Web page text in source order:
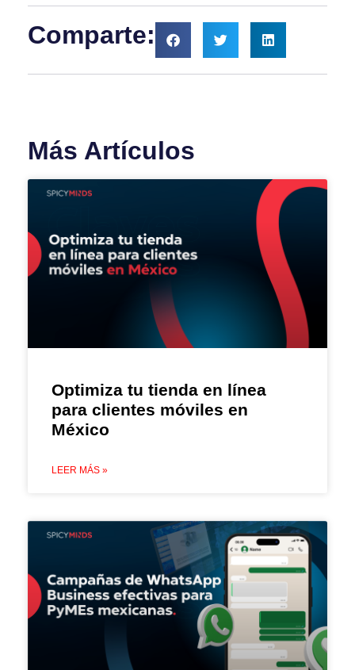
Comparte:
Más Artículos
Optimiza tu tienda en línea
para clientes móviles en
México
LEER MÁS »